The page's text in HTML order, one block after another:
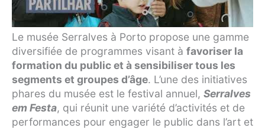
Le musée Serralves à Porto propose une gamme
diversifiée de programmes visant à favoriser la
formation du public et à sensibiliser tous les
segments et groupes d’âge. L’une des initiatives
phares du musée est le festival annuel, Serralves
em Festa, qui réunit une variété d’activités et de
performances pour engager le public dans l’art et